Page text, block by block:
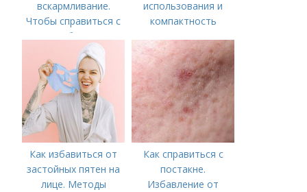
вскармливание.
Чтобы справиться с
нагрубанием,
необходимо
предпринять
следующие действия:
использования и
компактность
Как избавиться от
застойных пятен на
лице. Методы
Как справиться с
постакне.
Избавление от